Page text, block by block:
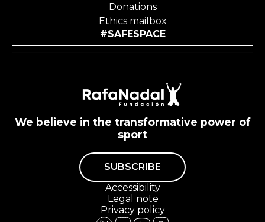
Donations
Ethics mailbox
#SAFESPACE
We believe in the transformative power of
sport
SUBSCRIBE
Accessibility
Legal note
Privacy policy